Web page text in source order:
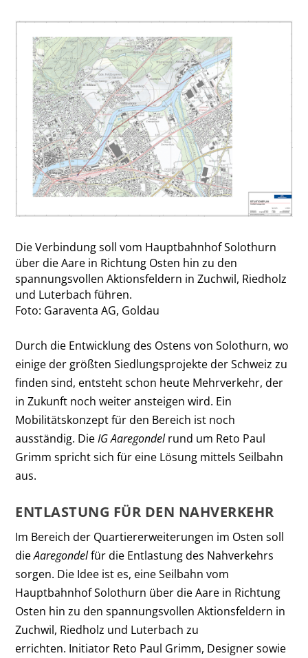
Die Verbindung soll vom Hauptbahnhof Solothurn
über die Aare in Richtung Osten hin zu den
spannungsvollen Aktionsfeldern in Zuchwil, Riedholz
und Luterbach führen.
Foto: Garaventa AG, Goldau
Durch die Entwicklung des Ostens von Solothurn, wo
einige der größten Siedlungsprojekte der Schweiz zu
finden sind, entsteht schon heute Mehrverkehr, der
in Zukunft noch weiter ansteigen wird. Ein
Mobilitätskonzept für den Bereich ist noch
ausständig. DieIG Aaregondelrund um Reto Paul
Grimm spricht sich für eine Lösung mittels Seilbahn
aus.
ENTLASTUNG FÜR DEN NAHVERKEHR
Im Bereich der Quartiererweiterungen im Osten soll
dieAaregondelfür die Entlastung des Nahverkehrs
sorgen. Die Idee ist es, eine Seilbahn vom
Hauptbahnhof Solothurn über die Aare in Richtung
Osten hin zu den spannungsvollen Aktionsfeldern in
Zuchwil, Riedholz und Luterbach zu
errichten. Initiator Reto Paul Grimm, Designer sowie